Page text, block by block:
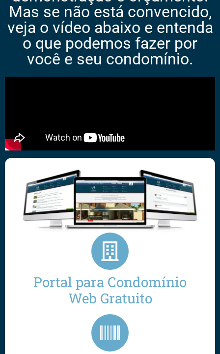
Mas se não está convencido,
veja o vídeo abaixo e entenda
o que podemos fazer por
você e seu condomínio.
Portal para Condomínio
Web Gratuito